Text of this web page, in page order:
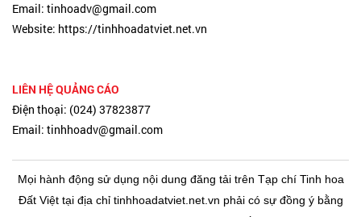
Email: tinhoadv@gmail.com
Website: https://tinhhoadatviet.net.vn
LIÊN HỆ QUẢNG CÁO
Điện thoại: (024) 37823877
Email: tinhhoadv@gmail.com
Mọi hành động sử dụng nội dung đăng tải trên Tạp chí Tinh hoa
Đất Việt tại địa chỉ tinhhoadatviet.net.vn phải có sự đồng ý bằng